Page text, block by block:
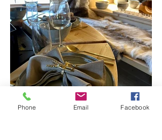
Phone Email Facebook